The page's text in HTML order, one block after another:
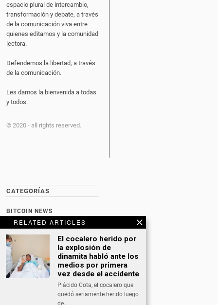
RELATED ARTICLES
El cocalero herido por
la explosión de
dinamita habló ante los
medios por primera
vez desde el accidente
Plácido Cota, el cocalero que
quedó seriamente herido luego
de…
espacio plural de intercambio,
transformación y debate, a través
de la comunicación viva entre
quienes editamos y la comunidad
lectora.
Defendemos la libertad, a través
de la comunicación.
Les damos la bienvenida a todas
y todos.
© 2020 - all rights reserved.
CATEGORÍAS
BITCOIN NEWS
CULTURA
DATING
DEPORTES
ECONOMÍA
INTERNACIONAL